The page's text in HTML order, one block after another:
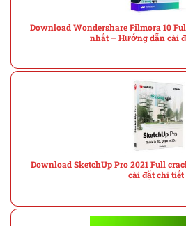
Download Wondershare Filmora 10
nhất – Hướng dẫn cài
Download SketchUp Pro 2021 Full
cài đặt chi tiết